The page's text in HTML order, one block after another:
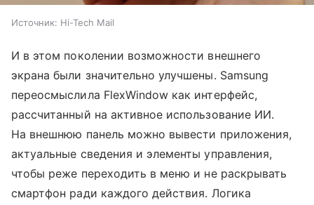
Источник: Hi-Tech Mail
И в этом поколении возможности внешнего
экрана были значительно улучшены. Samsung
переосмыслила FlexWindow как интерфейс,
рассчитанный на активное использование ИИ.
На внешнюю панель можно вывести приложения,
актуальные сведения и элементы управления,
чтобы реже переходить в меню и не раскрывать
смартфон ради каждого действия. Логика